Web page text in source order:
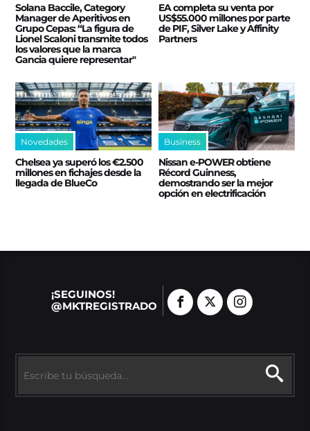
Solana Baccile, Category
Manager de Aperitivos en
Grupo Cepas: “La figura de
Lionel Scaloni transmite todos
los valores que la marca
Gancia quiere representar"
EA completa su venta por
US$55.000 millones por parte
de PIF, Silver Lake y Affinity
Partners
Novedades
Chelsea ya superó los €2.500
millones en fichajes desde la
llegada de BlueCo
Business
Nissan e‑POWER obtiene
Récord Guinness,
demostrando ser la mejor
opción en electrificación
¡SEGUINOS!
@MKTREGISTRADO